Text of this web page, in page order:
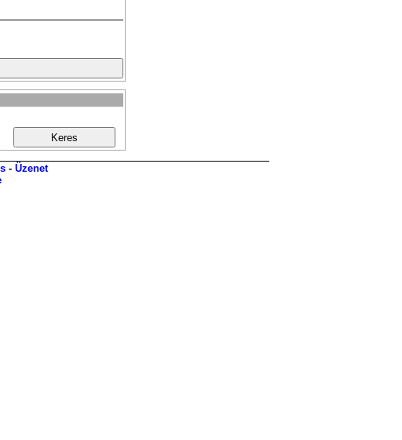
- Üzenet